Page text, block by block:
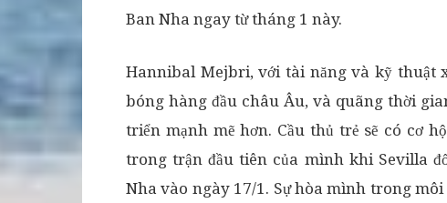
Ban Nha ngay từ tháng 1 này.
Hannibal Mejbri, với tài năng và kỹ thuật
bóng hàng đầu châu Âu, và quãng thời
triển mạnh mẽ hơn. Cầu thủ trẻ sẽ có cơ
trong trận đầu tiên của mình khi Sevilla
Nha vào ngày 17/1. Sự hòa mình trong